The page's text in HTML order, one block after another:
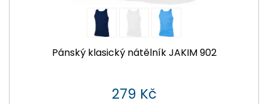
Pánský klasický nátělník JAKIM 902
279 Kč